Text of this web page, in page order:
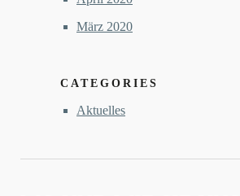
März 2020
CATEGORIES
Aktuelles